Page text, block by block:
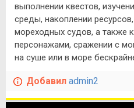
выполнении квестов,
среды, накоплении
мореходных судов, а также
персонажами, сражении с
на суше или в море
Добавил admin2